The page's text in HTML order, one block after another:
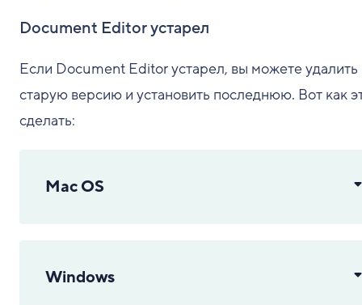
Document Editor устарел
Если Document Editor устарел, вы можете удалить
старую версию и установить последнюю. Вот как
сделать:
Mac OS
Windows